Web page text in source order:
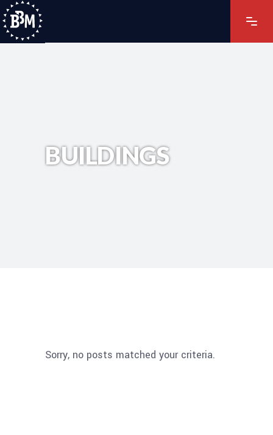
BUILDINGS
Sorry, no posts matched your criteria.